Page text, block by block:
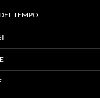
TEMPO